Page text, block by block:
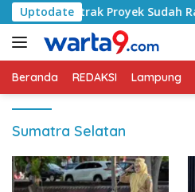
Langsung
ke
konten
Uptodate
Kontrak Proyek Sudah Rampung
Beranda REDAKSI Lampung
Sumatra Selatan